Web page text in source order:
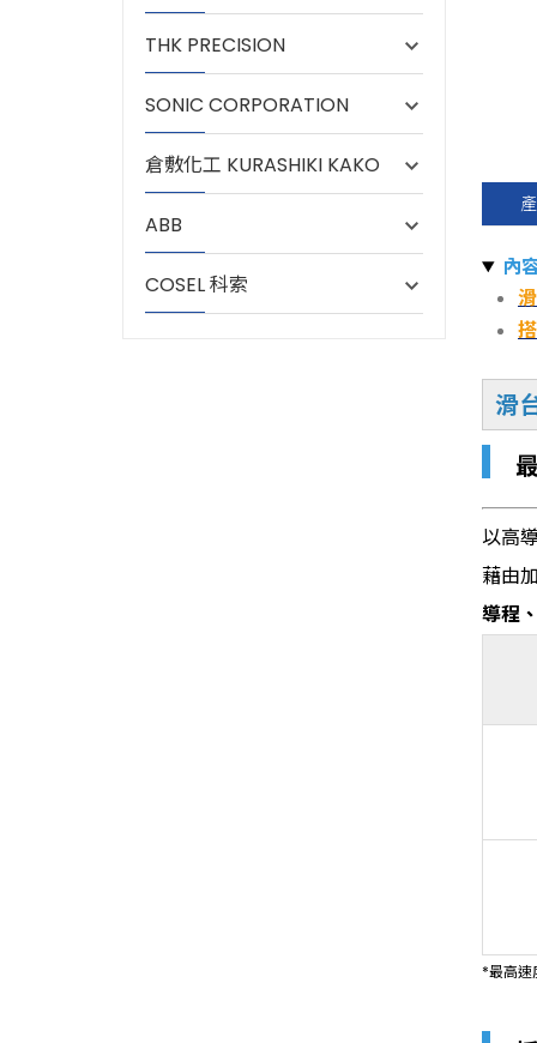
THK PRECISION
SONIC CORPORATION
倉敷化工 KURASHIKI KAKO
ABB
COSEL 科索
內
滑
以高
藉由
導程
*最高速